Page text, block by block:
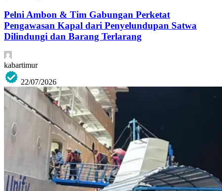
Pelni Ambon & Tim Gabungan Perketat
Pengawasan Kapal dari Penyelundupan Satwa
Dilindungi dan Barang Terlarang
kabartimur
22/07/2026